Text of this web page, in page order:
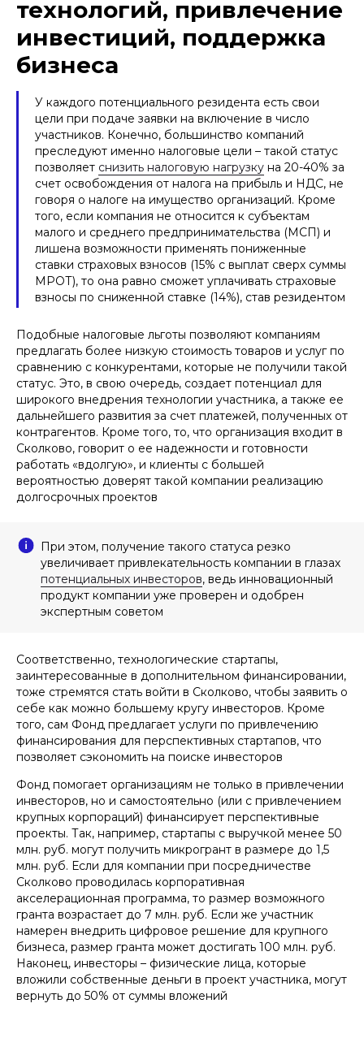
технологий, привлечение
инвестиций, поддержка
бизнеса
У каждого потенциального резидента есть свои
цели при подаче заявки на включение в число
участников. Конечно, большинство компаний
преследуют именно налоговые цели – такой статус
позволяет снизить налоговую нагрузку на 20-40% за
счет освобождения от налога на прибыль и НДС, не
говоря о налоге на имущество организаций. Кроме
того, если компания не относится к субъектам
малого и среднего предпринимательства (МСП) и
лишена возможности применять пониженные
ставки страховых взносов (15% с выплат сверх суммы
МРОТ), то она равно сможет уплачивать страховые
взносы по сниженной ставке (14%), став резидентом
Подобные налоговые льготы позволяют компаниям
предлагать более низкую стоимость товаров и услуг по
сравнению с конкурентами, которые не получили такой
статус. Это, в свою очередь, создает потенциал для
широкого внедрения технологии участника, а также ее
дальнейшего развития за счет платежей, полученных от
контрагентов. Кроме того, то, что организация входит в
Сколково, говорит о ее надежности и готовности
работать «вдолгую», и клиенты с большей
вероятностью доверят такой компании реализацию
долгосрочных проектов
При этом, получение такого статуса резко
увеличивает привлекательность компании в глазах
потенциальных инвесторов, ведь инновационный
продукт компании уже проверен и одобрен
экспертным советом
Соответственно, технологические стартапы,
заинтересованные в дополнительном финансировании,
тоже стремятся стать войти в Сколково, чтобы заявить о
себе как можно большему кругу инвесторов. Кроме
того, сам Фонд предлагает услуги по привлечению
финансирования для перспективных стартапов, что
позволяет сэкономить на поиске инвесторов
Фонд помогает организациям не только в привлечении
инвесторов, но и самостоятельно (или с привлечением
крупных корпораций) финансирует перспективные
проекты. Так, например, стартапы с выручкой менее 50
млн. руб. могут получить микрогрант в размере до 1,5
млн. руб. Если для компании при посредничестве
Сколково проводилась корпоративная
акселерационная программа, то размер возможного
гранта возрастает до 7 млн. руб. Если же участник
намерен внедрить цифровое решение для крупного
бизнеса, размер гранта может достигать 100 млн. руб.
Наконец, инвесторы – физические лица, которые
вложили собственные деньги в проект участника, могут
вернуть до 50% от суммы вложений
компаниям рекомендуется учитывать
в работе многочисленные письма
Минфина и ФНС России, в которых
содержатся разъяснения налогового
деятельности в рамках Сколково
13.04.2023 N 03-03-06/1/33185)
С подробным перечнем документов,
которые регулируют деятельность в
рамках Сколково, можно ознакомиться
на сайте Фонда